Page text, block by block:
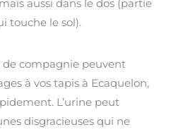
aussi dans le dos (partie
touche le sol).
de compagnie peuvent
à vos tapis à Ecaquelon,
L’urine peut
disgracieuses qui ne